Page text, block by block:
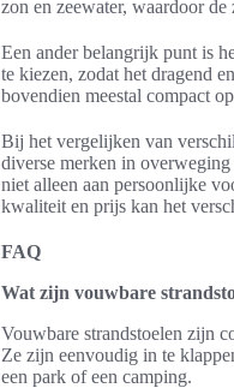
zon en zeewater, waardoor
Een ander belangrijk punt is
te kiezen, zodat het dragend
bovendien meestal compact
Bij het vergelijken van
diverse merken in
niet alleen aan persoonlijke
kwaliteit en prijs kan het
FAQ
Wat zijn vouwbare
Vouwbare strandstoelen zijn
Ze zijn eenvoudig in te
een park of een camping.